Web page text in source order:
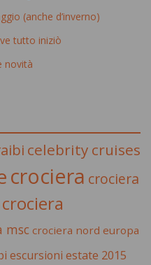
(anche d’inverno)
tutto iniziò
novità
celebrity cruises
crociera crociera
crociera
msc crociera nord europa
escursioni estate 2015